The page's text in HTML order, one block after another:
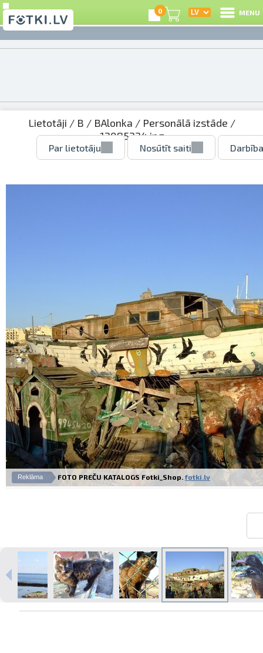
Izdrukas 1h laikā Rīgā – pasūtiet
tiešsaistē
Dažādi formāti un papīra veidi
jūsu foto
0 MENU
Lietotāji / B / BAlonka / Personālā izstāde /
12085224.jpg
Par lietotāju Nosūtīt saiti
Reklāma FOTO PREČU KATALOGS Fotki_Shop. fotki.lv